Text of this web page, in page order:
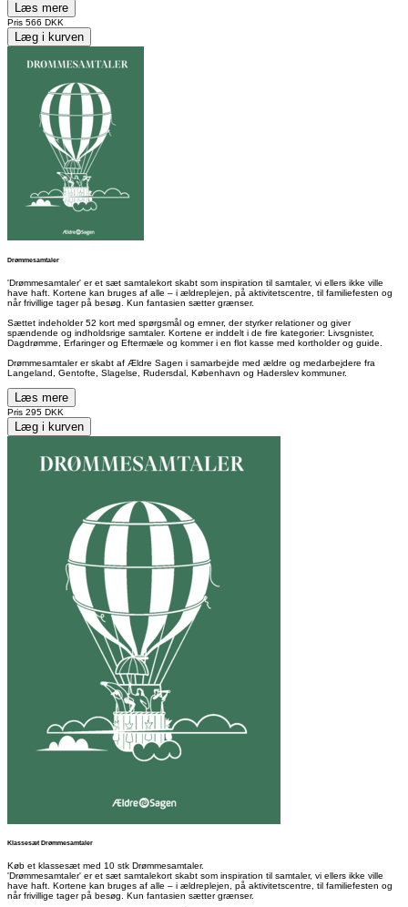
Læs mere
Pris 566 DKK
Læg i kurven
Drømmesamtaler
'Drømmesamtaler' er et sæt samtalekort skabt som inspiration til samtaler, vi ellers ikke ville
have haft. Kortene kan bruges af alle – i ældreplejen, på aktivitetscentre, til familiefesten og
når frivillige tager på besøg. Kun fantasien sætter grænser.
Sættet indeholder 52 kort med spørgsmål og emner, der styrker relationer og giver
spændende og indholdsrige samtaler. Kortene er inddelt i de fire kategorier: Livsgnister,
Dagdrømme, Erfaringer og Eftermæle og kommer i en flot kasse med kortholder og guide.
Drømmesamtaler er skabt af Ældre Sagen i samarbejde med ældre og medarbejdere fra
Langeland, Gentofte, Slagelse, Rudersdal, København og Haderslev kommuner.
Læs mere
Pris 295 DKK
Læg i kurven
Klassesæt Drømmesamtaler
Køb et klassesæt med 10 stk Drømmesamtaler.
'Drømmesamtaler' er et sæt samtalekort skabt som inspiration til samtaler, vi ellers ikke ville
have haft. Kortene kan bruges af alle – i ældreplejen, på aktivitetscentre, til familiefesten og
når frivillige tager på besøg. Kun fantasien sætter grænser.